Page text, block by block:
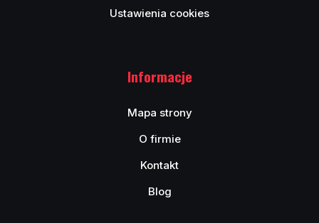
Ustawienia cookies
Informacje
Mapa strony
O firmie
Kontakt
Blog